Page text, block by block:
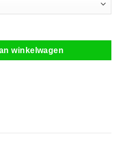
afmetingen) aantal
winkelwagen